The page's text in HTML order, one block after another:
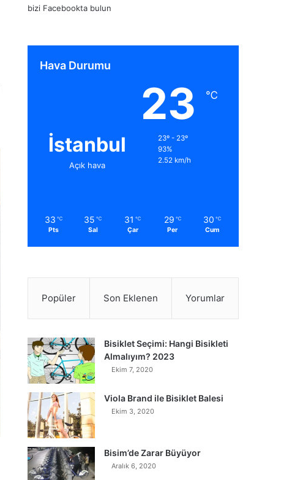
bizi Facebookta bulun
Hava Durumu
İstanbul
Açık hava
23 ℃
23º - 23º
93%
2.52 km/h
33 ℃
Pts
35 ℃
Sal
31 ℃
Çar
29 ℃
Per
30 ℃
Cum
Popüler Son Eklenen Yorumlar
Bisiklet Seçimi: Hangi Bisikleti
Almalıyım? 2023
Ekim 7, 2020
Viola Brand ile Bisiklet Balesi
Ekim 3, 2020
Bisim’de Zarar Büyüyor
Aralık 6, 2020